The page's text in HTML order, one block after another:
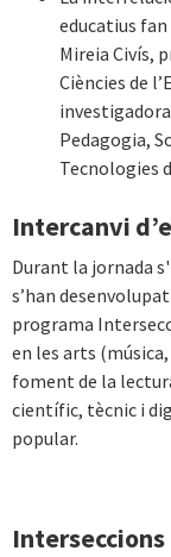
educatius
Mireia Civís,
Ciències de
Pedagogia,
Tecnologies
Intercanvi
Durant la jornada
s’han
programa
en les arts
foment de la
científic, tècnic i
popular.